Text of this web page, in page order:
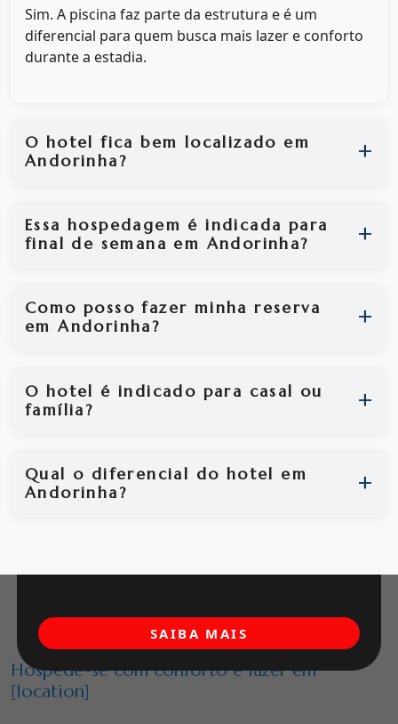
Sim. A piscina faz parte da estrutura e é um
diferencial para quem busca mais lazer e conforto
durante a estadia.
O hotel fica bem localizado em
Andorinha?
Essa hospedagem é indicada para
final de semana em Andorinha?
Como posso fazer minha reserva
em Andorinha?
O hotel é indicado para casal ou
família?
Qual o diferencial do hotel em
Andorinha?
Hospede-se com conforto e lazer em
[location]
SAIBA MAIS